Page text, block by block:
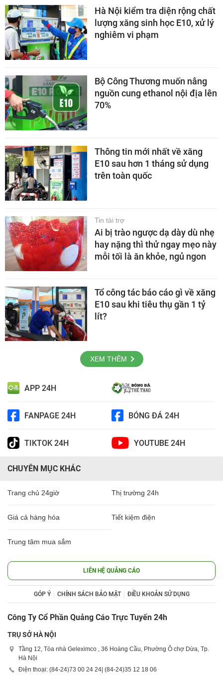
Hà Nội kiểm tra diện rộng chất
lượng xăng sinh học E10, xử lý
nghiêm vi phạm
Bộ Công Thương muốn nâng
nguồn cung ethanol nội địa lên
70%
Thông tin mới nhất về xăng
E10 sau hơn 1 tháng sử dụng
trên toàn quốc
Tin tài trợ
Ai bị trào ngược dạ dày dù nhẹ
hay nặng thì thử ngay mẹo này
mỗi tối là ăn khỏe, ngủ ngon
Tổ công tác báo cáo gì về xăng
E10 sau khi tiêu thụ gần 1 tỷ
lít?
XEM THÊM
APP 24H
FANPAGE 24H BÓNG ĐÁ 24H
TIKTOK 24H YOUTUBE 24H
CHUYÊN MỤC KHÁC
Trang chủ 24giờ Thị trường 24h
Giá cả hàng hóa Tiết kiệm điện
Trung tâm mua sắm
LIÊN HỆ QUẢNG CÁO
GÓP Ý CHÍNH SÁCH BẢO MẬT ĐIỀU KHOẢN SỬ DỤNG
Công Ty Cổ Phần Quảng Cáo Trực Tuyến 24h
TRỤ SỞ HÀ NỘI
Tầng 12, Tòa nhà Geleximco , 36 Hoàng Cầu, Phường Ô chợ Dừa, Tp.
Hà Nội
Điện thoại: (84-24)73 00 24 24 | (84-24)35 12 18 06